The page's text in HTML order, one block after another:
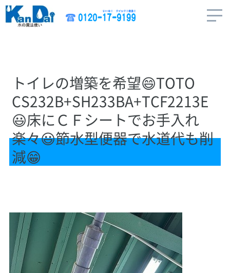
トイレの増築を希望😄TOTO
CS232B+SH233BA+TCF2213E
😃床にＣＦシートでお手入れ
楽々😃節水型便器で水道代も削
減😁